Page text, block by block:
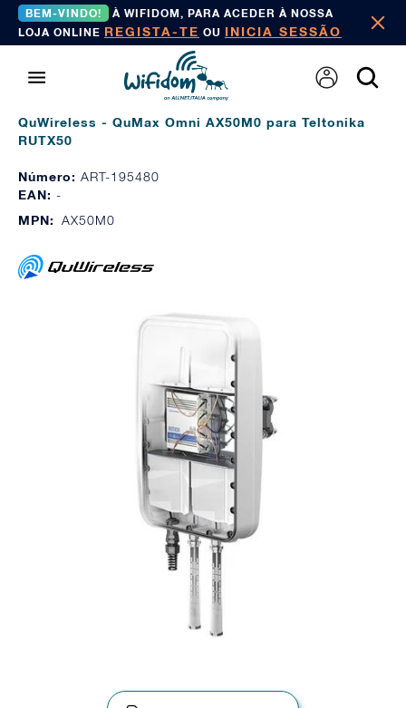
BEM-VINDO!
À WIFIDOM, PARA ACEDER À NOSSA
LOJA ONLINE REGISTA-TE OU INICIA SESSÃO
QuWireless - QuMax Omni AX50M0 para Teltonika
RUTX50
Número: ART-195480
EAN: -
MPN: AX50M0